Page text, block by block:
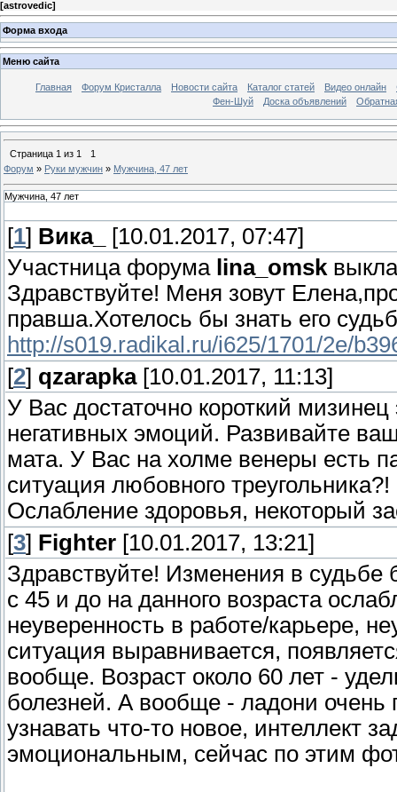
[astrovedic]
Форма входа
Меню сайта
Главная Форум Кристалла Новости сайта Каталог статей Видео онлайн
Фен-Шуй
Доска объявлений
Страница 1 из 1
1
Форум » Руки мужчин » Мужчина, 47 лет
Мужчина, 47 лет
[1] Вика_
[10.01.2017, 07:47]
Участница форума lina_omsk
Здравствуйте! Меня зовут
правша.Хотелось бы знать его
http://s019.radikal.ru/i625/1701/2e/
[2] qzarapka[10.01.2017, 11:13]
У Вас достаточно короткий
негативных эмоций. Развивайте
мата. У Вас на холме венеры есть
ситуация любовного
Ослабление здоровья, некоторый
[3] Fighter [10.01.2017, 13:21]
Здравствуйте! Изменения в
с 45 и до на данного возраста
неуверенность в работе/карьере,
ситуация выравнивается,
вообще. Возраст около 60 лет -
болезней. А вообще - ладони очень
узнавать что-то новое, интеллект
эмоциональным, сейчас по этим